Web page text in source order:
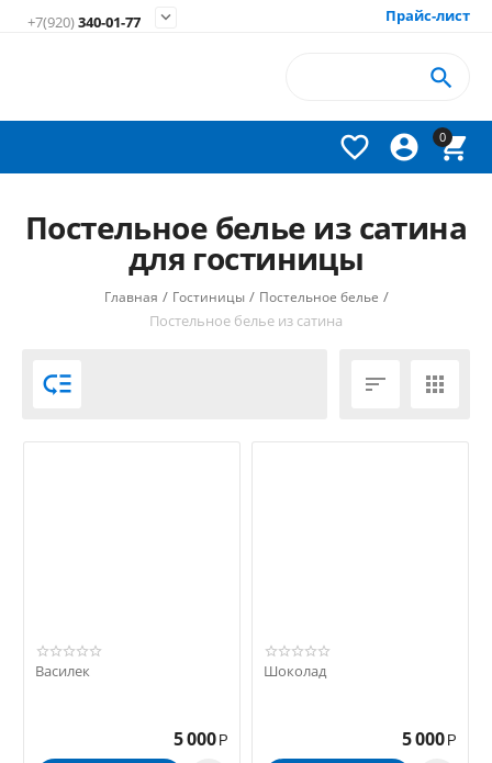
Прайс-лист
+7(920)340-01-77 
0




Постельное белье из сатина
для гостиницы
Главная / Гостиницы / Постельное белье /
Постельное белье из сатина
  
Василек
5 000 Р
Шоколад
5 000 Р